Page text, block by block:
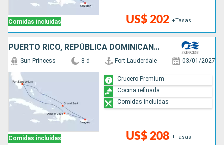
Comidas incluidas US$ 202 +Tasas
PUERTO RICO, REPÚBLICA DOMINICANA, ESTADOS UNIDOS
Comidas incluidas
Sun Princess 8 d Fort Lauderdale 03/01/2027
US$ 208 +Tasas
Crucero Premium
Cocina refinada
Comidas incluidas